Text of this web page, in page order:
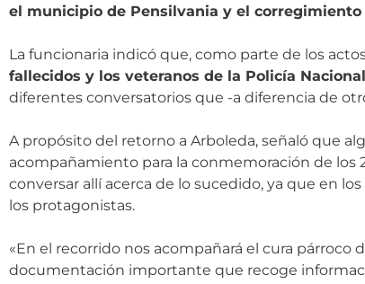
el municipio de Pensilvania y el
La funcionaria indicó que, como parte de los
fallecidos y los veteranos de la Policía
diferentes conversatorios que -a diferencia de
A propósito del retorno a Arboleda, señaló que
acompañamiento para la conmemoración de
conversar allí acerca de lo sucedido, ya que en
los protagonistas.
«En el recorrido nos acompañará el cura
documentación importante que recoge